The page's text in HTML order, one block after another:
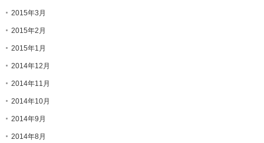
2015年3月
2015年2月
2015年1月
2014年12月
2014年11月
2014年10月
2014年9月
2014年8月